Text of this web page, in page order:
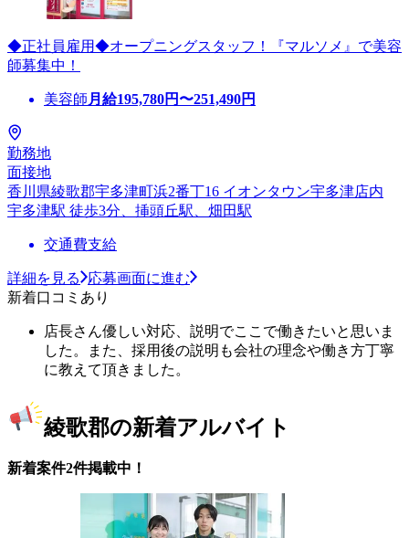
◆正社員雇用◆オープニングスタッフ！『マルソメ』で美容
師募集中！
美容師 月給195,780円〜251,490円
勤務地
面接地
香川県綾歌郡宇多津町浜2番丁16 イオンタウン宇多津店内
宇多津駅 徒歩3分、挿頭丘駅、畑田駅
交通費支給
詳細を見る
応募画面に進む
新着口コミあり
店長さん優しい対応、説明でここで働きたいと思いま
した。また、採用後の説明も会社の理念や働き方丁寧
に教えて頂きました。
綾歌郡の新着アルバイト
新着案件2件掲載中！